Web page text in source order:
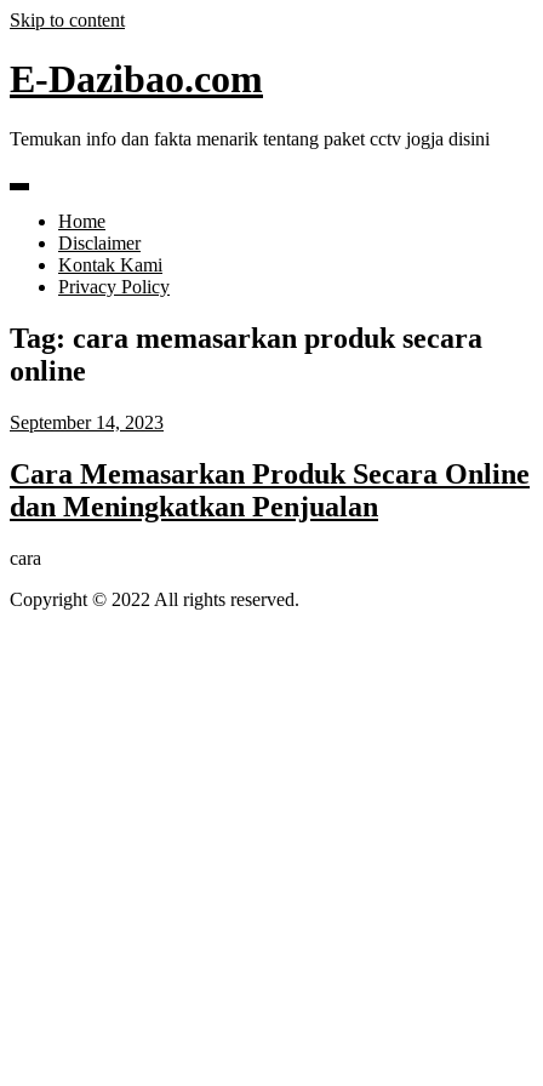
Skip to content
E-Dazibao.com
Temukan info dan fakta menarik tentang paket cctv jogja disini
Home
Disclaimer
Kontak Kami
Privacy Policy
Tag: cara memasarkan produk secara
online
September 14, 2023
Cara Memasarkan Produk Secara Online
dan Meningkatkan Penjualan
cara
Copyright © 2022 All rights reserved.